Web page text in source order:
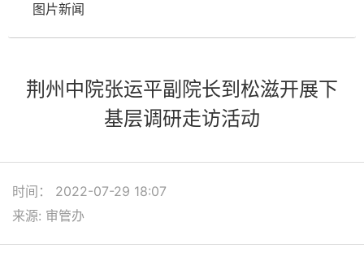
图片新闻
荆州中院张运平副院长到松滋开展下
基层调研走访活动
时间： 2022-07-29 18:07
来源: 审管办